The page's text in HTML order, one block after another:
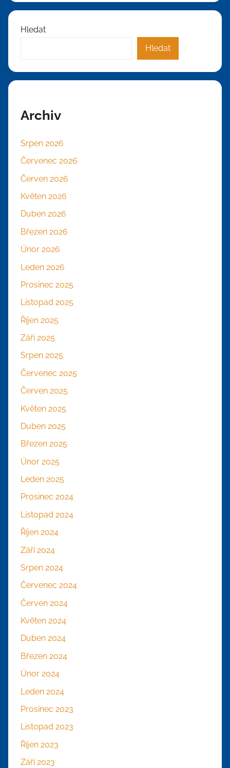
Hledat
Hledat
Archiv
Srpen 2026
Červenec 2026
Červen 2026
Květen 2026
Duben 2026
Březen 2026
Únor 2026
Leden 2026
Prosinec 2025
Listopad 2025
Říjen 2025
Září 2025
Srpen 2025
Červenec 2025
Červen 2025
Květen 2025
Duben 2025
Březen 2025
Únor 2025
Leden 2025
Prosinec 2024
Listopad 2024
Říjen 2024
Září 2024
Srpen 2024
Červenec 2024
Červen 2024
Květen 2024
Duben 2024
Březen 2024
Únor 2024
Leden 2024
Prosinec 2023
Listopad 2023
Říjen 2023
Září 2023